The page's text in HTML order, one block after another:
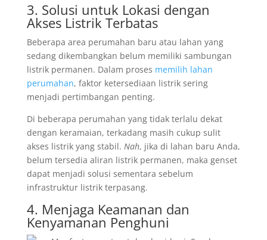
3. Solusi untuk Lokasi dengan
Akses Listrik Terbatas
Beberapa area perumahan baru atau lahan yang
sedang dikembangkan belum memiliki sambungan
listrik permanen. Dalam proses memilih lahan
perumahan, faktor ketersediaan listrik sering
menjadi pertimbangan penting.
Di beberapa perumahan yang tidak terlalu dekat
dengan keramaian, terkadang masih cukup sulit
akses listrik yang stabil. Nah, jika di lahan baru Anda,
belum tersedia aliran listrik permanen, maka genset
dapat menjadi solusi sementara sebelum
infrastruktur listrik terpasang.
4. Menjaga Keamanan dan
Kenyamanan Penghuni